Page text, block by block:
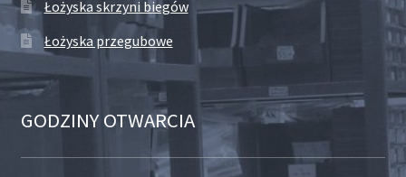
Łożyska skrzyni biegów
Łożyska przegubowe
GODZINY OTWARCIA